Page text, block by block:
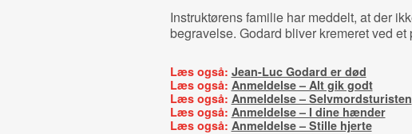
Instruktørens familie har meddelt, at der
begravelse. Godard bliver kremeret ved et
Læs også: Jean-Luc Godard er død
Læs også: Anmeldelse – Alt gik godt
Læs også: Anmeldelse – Selvmordsturisten
Læs også: Anmeldelse – I dine hænder
Læs også: Anmeldelse – Stille hjerte